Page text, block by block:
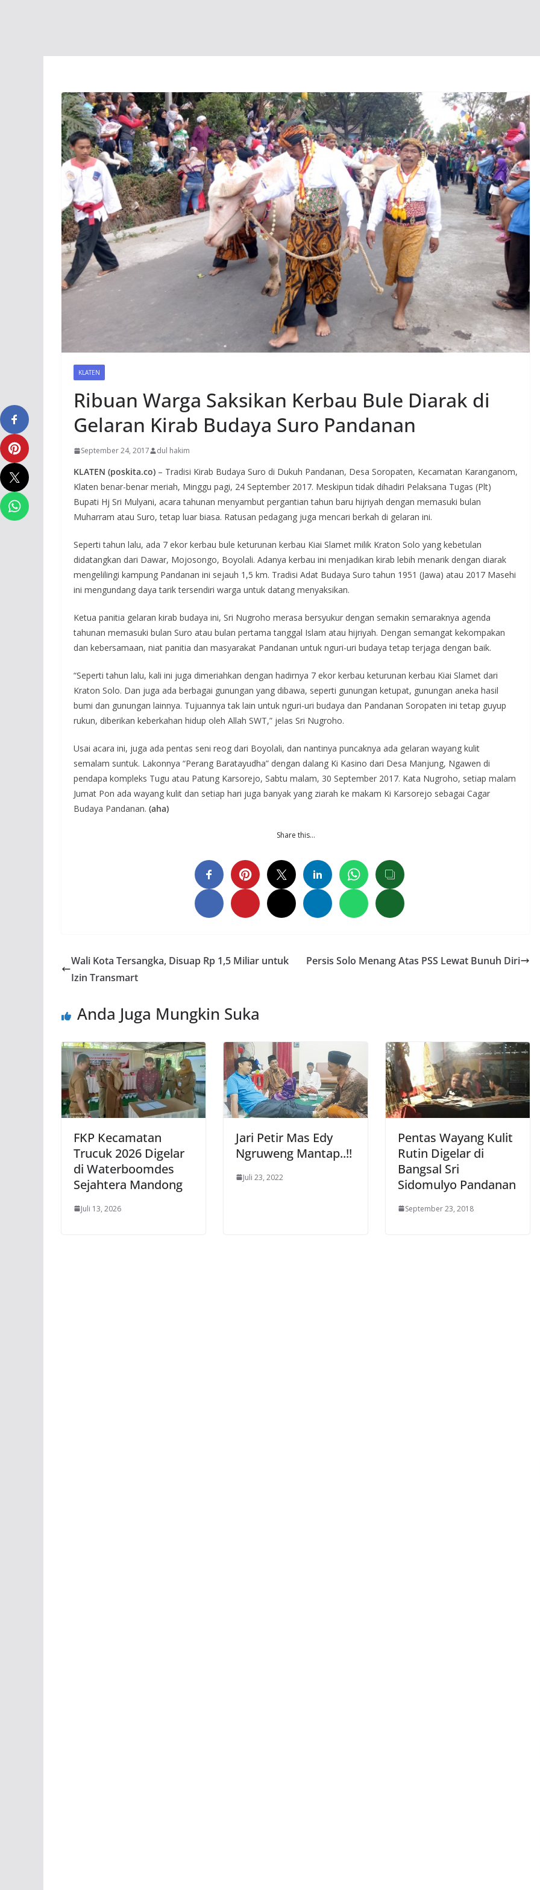
KLATEN
Ribuan Warga Saksikan Kerbau Bule Diarak di
Gelaran Kirab Budaya Suro Pandanan
September 24, 2017 dul hakim
KLATEN (poskita.co) – Tradisi Kirab Budaya Suro di Dukuh Pandanan, Desa Soropaten, Kecamatan Karanganom,
Klaten benar-benar meriah, Minggu pagi, 24 September 2017. Meskipun tidak dihadiri Pelaksana Tugas (Plt)
Bupati Hj Sri Mulyani, acara tahunan menyambut pergantian tahun baru hijriyah dengan memasuki bulan
Muharram atau Suro, tetap luar biasa. Ratusan pedagang juga mencari berkah di gelaran ini.
Seperti tahun lalu, ada 7 ekor kerbau bule keturunan kerbau Kiai Slamet milik Kraton Solo yang kebetulan
didatangkan dari Dawar, Mojosongo, Boyolali. Adanya kerbau ini menjadikan kirab lebih menarik dengan diarak
mengelilingi kampung Pandanan ini sejauh 1,5 km. Tradisi Adat Budaya Suro tahun 1951 (Jawa) atau 2017 Masehi
ini mengundang daya tarik tersendiri warga untuk datang menyaksikan.
Ketua panitia gelaran kirab budaya ini, Sri Nugroho merasa bersyukur dengan semakin semaraknya agenda
tahunan memasuki bulan Suro atau bulan pertama tanggal Islam atau hijriyah. Dengan semangat kekompakan
dan kebersamaan, niat panitia dan masyarakat Pandanan untuk nguri-uri budaya tetap terjaga dengan baik.
“Seperti tahun lalu, kali ini juga dimeriahkan dengan hadirnya 7 ekor kerbau keturunan kerbau Kiai Slamet dari
Kraton Solo. Dan juga ada berbagai gunungan yang dibawa, seperti gunungan ketupat, gunungan aneka hasil
bumi dan gunungan lainnya. Tujuannya tak lain untuk nguri-uri budaya dan Pandanan Soropaten ini tetap guyup
rukun, diberikan keberkahan hidup oleh Allah SWT,” jelas Sri Nugroho.
Usai acara ini, juga ada pentas seni reog dari Boyolali, dan nantinya puncaknya ada gelaran wayang kulit
semalam suntuk. Lakonnya “Perang Baratayudha” dengan dalang Ki Kasino dari Desa Manjung, Ngawen di
pendapa kompleks Tugu atau Patung Karsorejo, Sabtu malam, 30 September 2017. Kata Nugroho, setiap malam
Jumat Pon ada wayang kulit dan setiap hari juga banyak yang ziarah ke makam Ki Karsorejo sebagai Cagar
Budaya Pandanan. (aha)
Share this…
Wali Kota Tersangka, Disuap Rp 1,5 Miliar untuk
Izin Transmart
Persis Solo Menang Atas PSS Lewat Bunuh Diri
Anda Juga Mungkin Suka
FKP Kecamatan
Trucuk 2026 Digelar
di Waterboomdes
Sejahtera Mandong
Juli 13, 2026
Jari Petir Mas Edy
Ngruweng Mantap..!!
Juli 23, 2022
Pentas Wayang Kulit
Rutin Digelar di
Bangsal Sri
Sidomulyo Pandanan
September 23, 2018